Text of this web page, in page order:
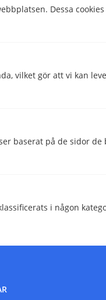
Dessa
vilket gör att vi kan
baserat på de sidor
i någon